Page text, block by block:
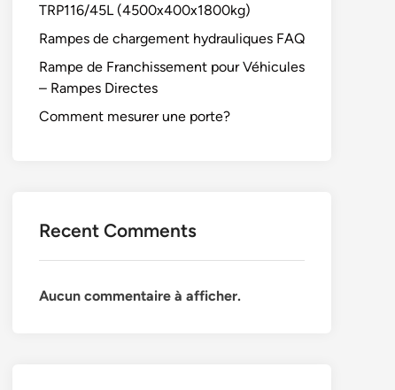
TRP116/45L (4500x400x1800kg)
Rampes de chargement hydrauliques FAQ
Rampe de Franchissement pour Véhicules
– Rampes Directes
Comment mesurer une porte?
Recent Comments
Aucun commentaire à afficher.